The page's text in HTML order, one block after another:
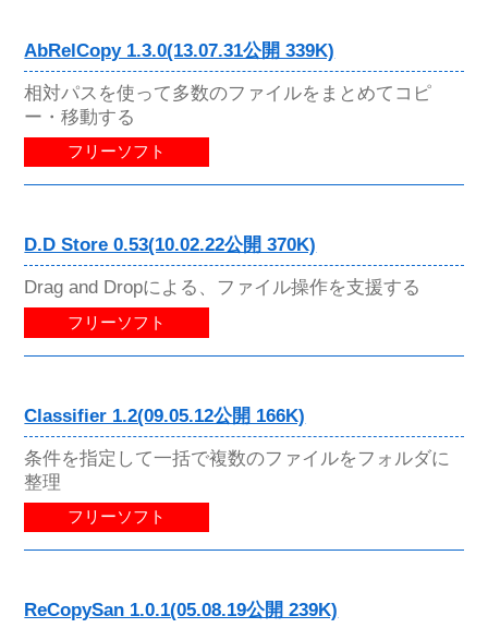
AbRelCopy 1.3.0(13.07.31公開 339K)
相対パスを使って多数のファイルをまとめてコピ
ー・移動する
フリーソフト
D.D Store 0.53(10.02.22公開 370K)
Drag and Dropによる、ファイル操作を支援する
フリーソフト
Classifier 1.2(09.05.12公開 166K)
条件を指定して一括で複数のファイルをフォルダに
整理
フリーソフト
ReCopySan 1.0.1(05.08.19公開 239K)